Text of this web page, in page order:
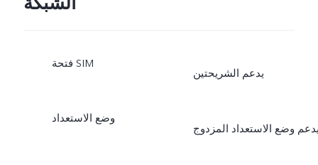
فتحة SIM
يدعم الشريحتين
وضع الاستعداد
وضع الاستعداد المزدوج